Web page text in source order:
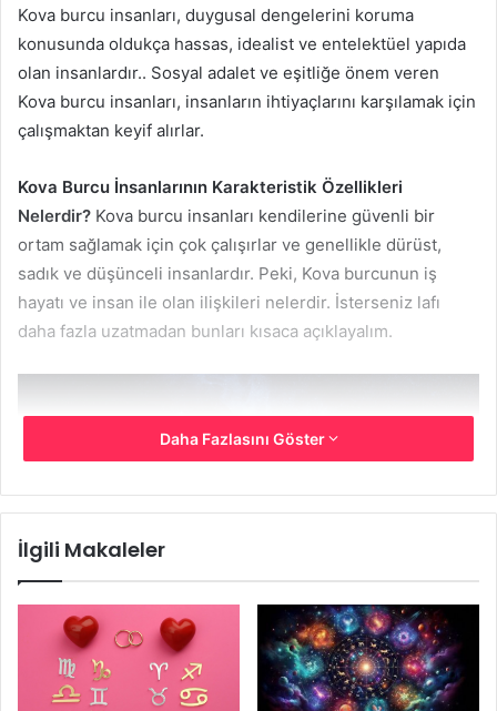
Kova burcu insanları, duygusal dengelerini koruma
konusunda oldukça hassas, idealist ve entelektüel yapıda
olan insanlardır.. Sosyal adalet ve eşitliğe önem veren
Kova burcu insanları, insanların ihtiyaçlarını karşılamak için
çalışmaktan keyif alırlar.
Kova Burcu İnsanlarının Karakteristik Özellikleri
Nelerdir? Kova burcu insanları kendilerine güvenli bir
ortam sağlamak için çok çalışırlar ve genellikle dürüst,
sadık ve düşünceli insanlardır. Peki, Kova burcunun iş
hayatı ve insan ile olan ilişkileri nelerdir. İsterseniz lafı
daha fazla uzatmadan bunları kısaca açıklayalım.
Kova Burcu İnsanlarının Karakteristik Özellikleri Nelerdir
Kova Burcu İnsanlarının İş Hayatı
Daha Fazlasını Göster
İlgili Makaleler